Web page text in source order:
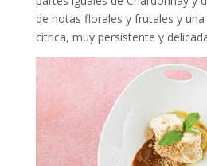
de notas florales y frutales y
cítrica, muy persistente y